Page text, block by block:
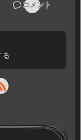
コメント
る